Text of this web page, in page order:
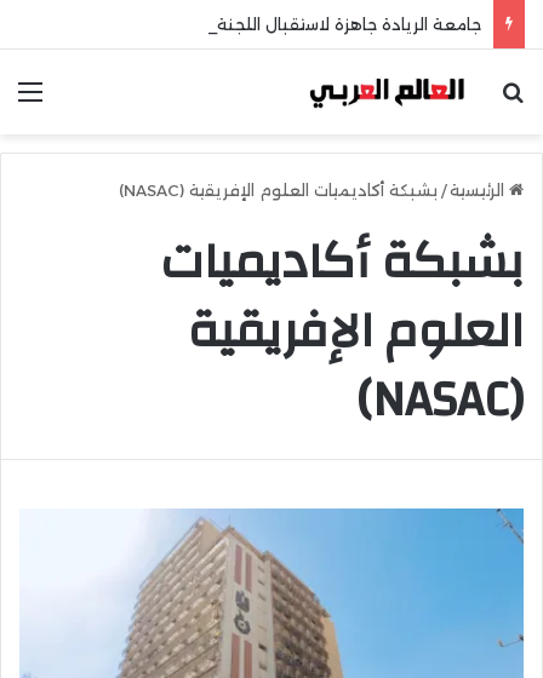
بحث عن
الرئيسية/ بشبكة أكاديميات العلوم الإفريقية (NASAC)
بشبكة أكاديميات
العلوم الإفريقية
(NASAC)